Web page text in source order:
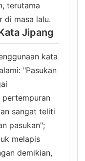
terutama
di masa lalu.
Jipang
kata
"Pasukan
pertempuran
sangat teliti
pasukan";
melapis
demikian,